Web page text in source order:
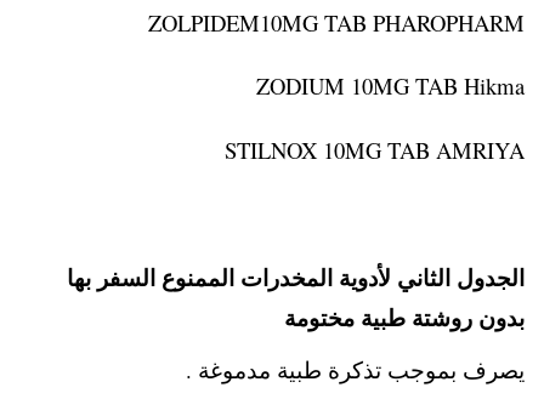
ZOLPIDEM10MG TAB PHAROPHARM
ZODIUM 10MG TAB Hikma
STILNOX 10MG TAB AMRIYA
الجدول الثاني لأدوية المخدرات الممنوع السفر بها
بدون روشتة طبية مختومة
يصرف بموجب تذكرة طبية مدموغة .